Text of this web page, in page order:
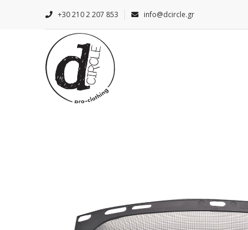
+30 210 2 207 853 info@dcircle.gr